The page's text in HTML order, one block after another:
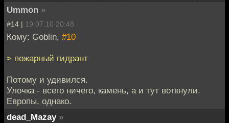
Ummon »
#14 | 19.07.10 20:48
Кому: Goblin, #10
> пожарный гидрант
Потому и удивился.
Улочка - всего ничего, камень, а и тут воткнули.
Европы, однако.
dead_Mazay »